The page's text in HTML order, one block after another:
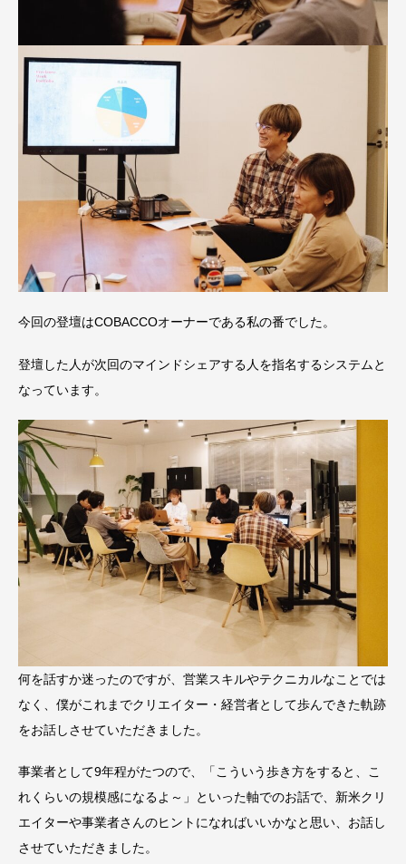
今回の登壇はCOBACCOオーナーである私の番でした。
登壇した人が次回のマインドシェアする人を指名するシステムと
なっています。
何を話すか迷ったのですが、営業スキルやテクニカルなことでは
なく、僕がこれまでクリエイター・経営者として歩んできた軌跡
をお話しさせていただきました。
事業者として9年程がたつので、「こういう歩き方をすると、こ
れくらいの規模感になるよ～」といった軸でのお話で、新米クリ
エイターや事業者さんのヒントになればいいかなと思い、お話し
させていただきました。